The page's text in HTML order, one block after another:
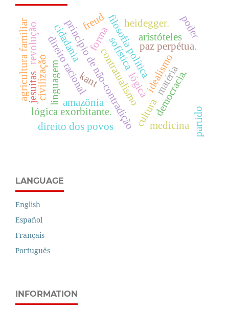
lógica
princípio de não-contradição
lógica exorbitante.
kant
direito racional filosofia política
direito dos povos
contratualismo
paz perpétua.
idealismo
forma
matéria
democracia.
linguagem
aristóteles
sofística
heidegger.
civilização
cultura
jesuitas
agricultura familiar cidadania
medicina partido
revolução poder
freud
amazônia
LANGUAGE
English
Español
Français
Português
INFORMATION